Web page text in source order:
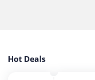
Garten, Haushalt & Tiere
Hot Deals